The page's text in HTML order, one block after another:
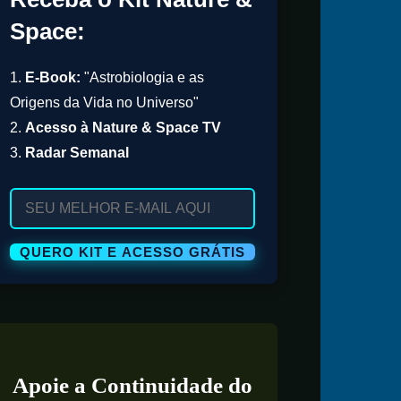
Space:
1. E-Book: "Astrobiologia e as
Origens da Vida no Universo"
2. Acesso à Nature & Space TV
3. Radar Semanal
Apoie a Continuidade do